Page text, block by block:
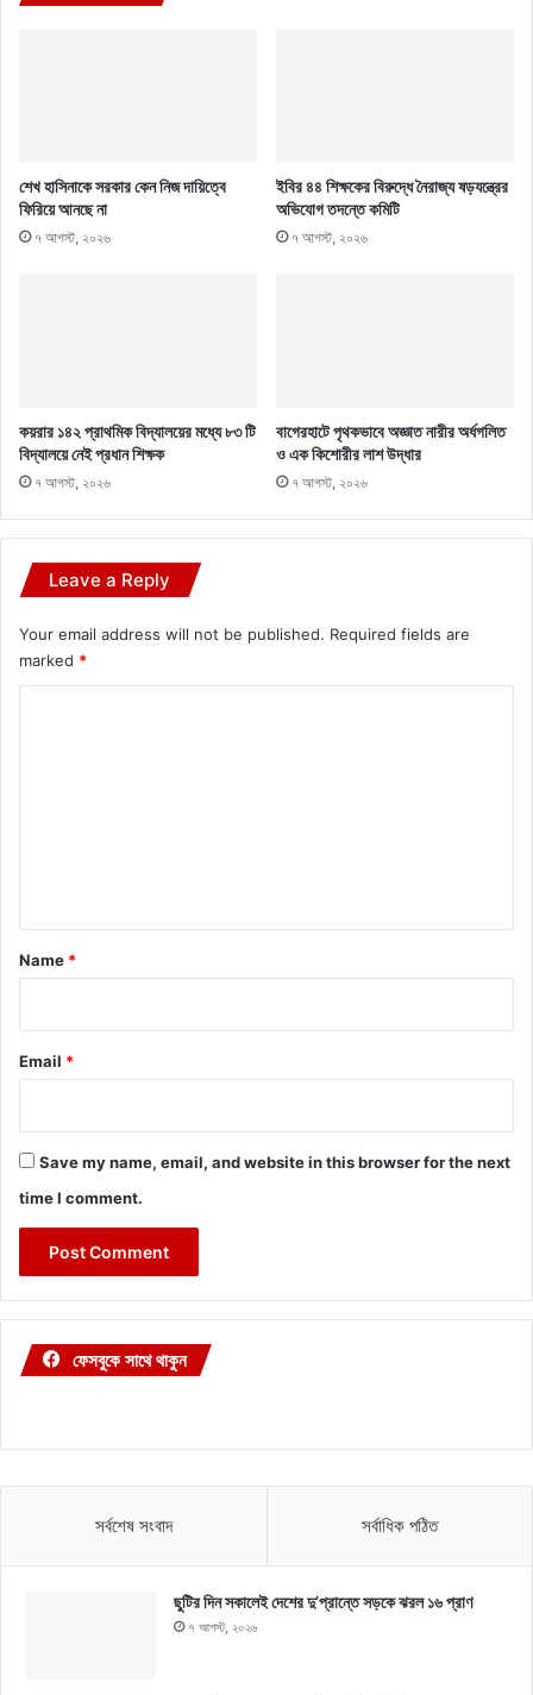
শেখ হাসিনাকে সরকার কেন নিজ দায়িত্বে
ফিরিয়ে আনছে না
৭ আগস্ট, ২০২৬
ইবির ৪৪ শিক্ষকের বিরুদ্ধে নৈরাজ্য ষড়যন্ত্রের
অভিযোগ তদন্তে কমিটি
৭ আগস্ট, ২০২৬
কয়রার ১৪২ প্রাথমিক বিদ্যালয়ের মধ্যে ৮৩ টি
বিদ্যালয়ে নেই প্রধান শিক্ষক
৭ আগস্ট, ২০২৬
বাগেরহাটে পৃথকভাবে অজ্ঞাত নারীর অর্ধগলিত
ও এক কিশোরীর লাশ উদ্ধার
৭ আগস্ট, ২০২৬
Leave a Reply
Your email address will not be published. Required fields are
marked *
*
Name *
Email *
Save my name, email, and website in this browser for the next
time I comment.
ফেসবুকে সাথে থাকুন
সর্বশেষ সংবাদ সর্বাধিক পঠিত
ছুটির দিন সকালেই দেশের দু’প্রান্তে সড়কে ঝরল ১৬ প্রাণ
৭ আগস্ট, ২০২৬